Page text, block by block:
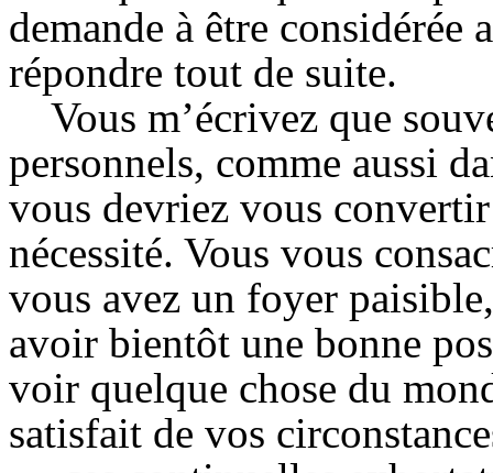
demande à être
répondre tout de suite.
Vous m’écrivez que
personnels, comme aussi
vous devriez vous
nécessité. Vous vous
vous avez un foyer
avoir bientôt une bonne
voir quelque chose du
satisfait de vos